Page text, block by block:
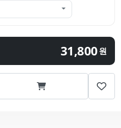
31,800원